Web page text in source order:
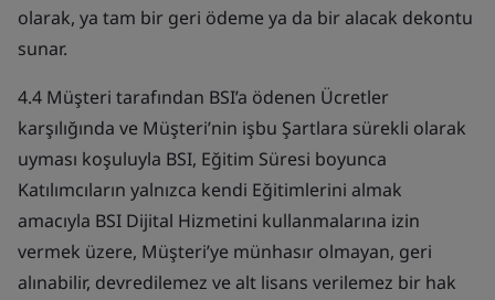
olarak, ya tam bir geri ödeme ya da bir alacak dekontu
sunar.
4.4 Müşteri tarafından BSI’a ödenen Ücretler
karşılığında ve Müşteri’nin işbu Şartlara sürekli olarak
uyması koşuluyla BSI, Eğitim Süresi boyunca
Katılımcıların yalnızca kendi Eğitimlerini almak
amacıyla BSI Dijital Hizmetini kullanmalarına izin
vermek üzere, Müşteri’ye münhasır olmayan, geri
alınabilir, devredilemez ve alt lisans verilemez bir hak